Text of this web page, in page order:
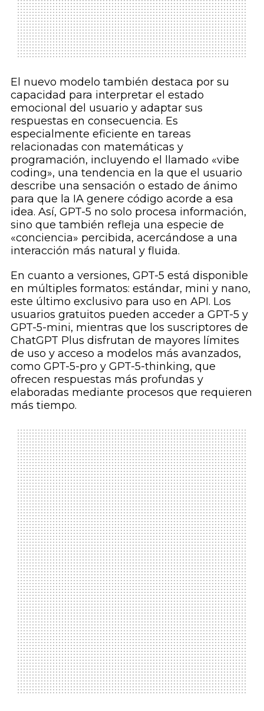
El nuevo modelo también destaca por su
capacidad para interpretar el estado
emocional del usuario y adaptar sus
respuestas en consecuencia. Es
especialmente eficiente en tareas
relacionadas con matemáticas y
programación, incluyendo el llamado «vibe
coding», una tendencia en la que el usuario
describe una sensación o estado de ánimo
para que la IA genere código acorde a esa
idea. Así, GPT-5 no solo procesa información,
sino que también refleja una especie de
«conciencia» percibida, acercándose a una
interacción más natural y fluida.
En cuanto a versiones, GPT-5 está disponible
en múltiples formatos: estándar, mini y nano,
este último exclusivo para uso en API. Los
usuarios gratuitos pueden acceder a GPT-5 y
GPT-5-mini, mientras que los suscriptores de
ChatGPT Plus disfrutan de mayores límites
de uso y acceso a modelos más avanzados,
como GPT-5-pro y GPT-5-thinking, que
ofrecen respuestas más profundas y
elaboradas mediante procesos que requieren
más tiempo.